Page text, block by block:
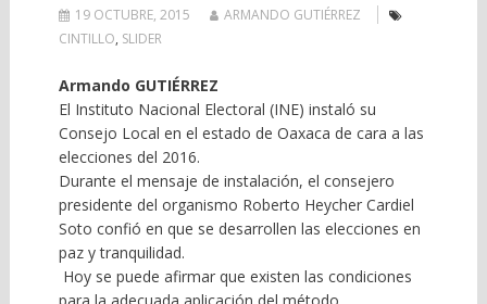
19 OCTUBRE, 2015
ARMANDO GUTIÉRREZ
CINTILLO, SLIDER
Armando GUTIÉRREZ
El Instituto Nacional Electoral (INE) instaló su
Consejo Local en el estado de Oaxaca de cara a las
elecciones del 2016.
Durante el mensaje de instalación, el consejero
presidente del organismo Roberto Heycher Cardiel
Soto confió en que se desarrollen las elecciones en
paz y tranquilidad.
Hoy se puede afirmar que existen las condiciones